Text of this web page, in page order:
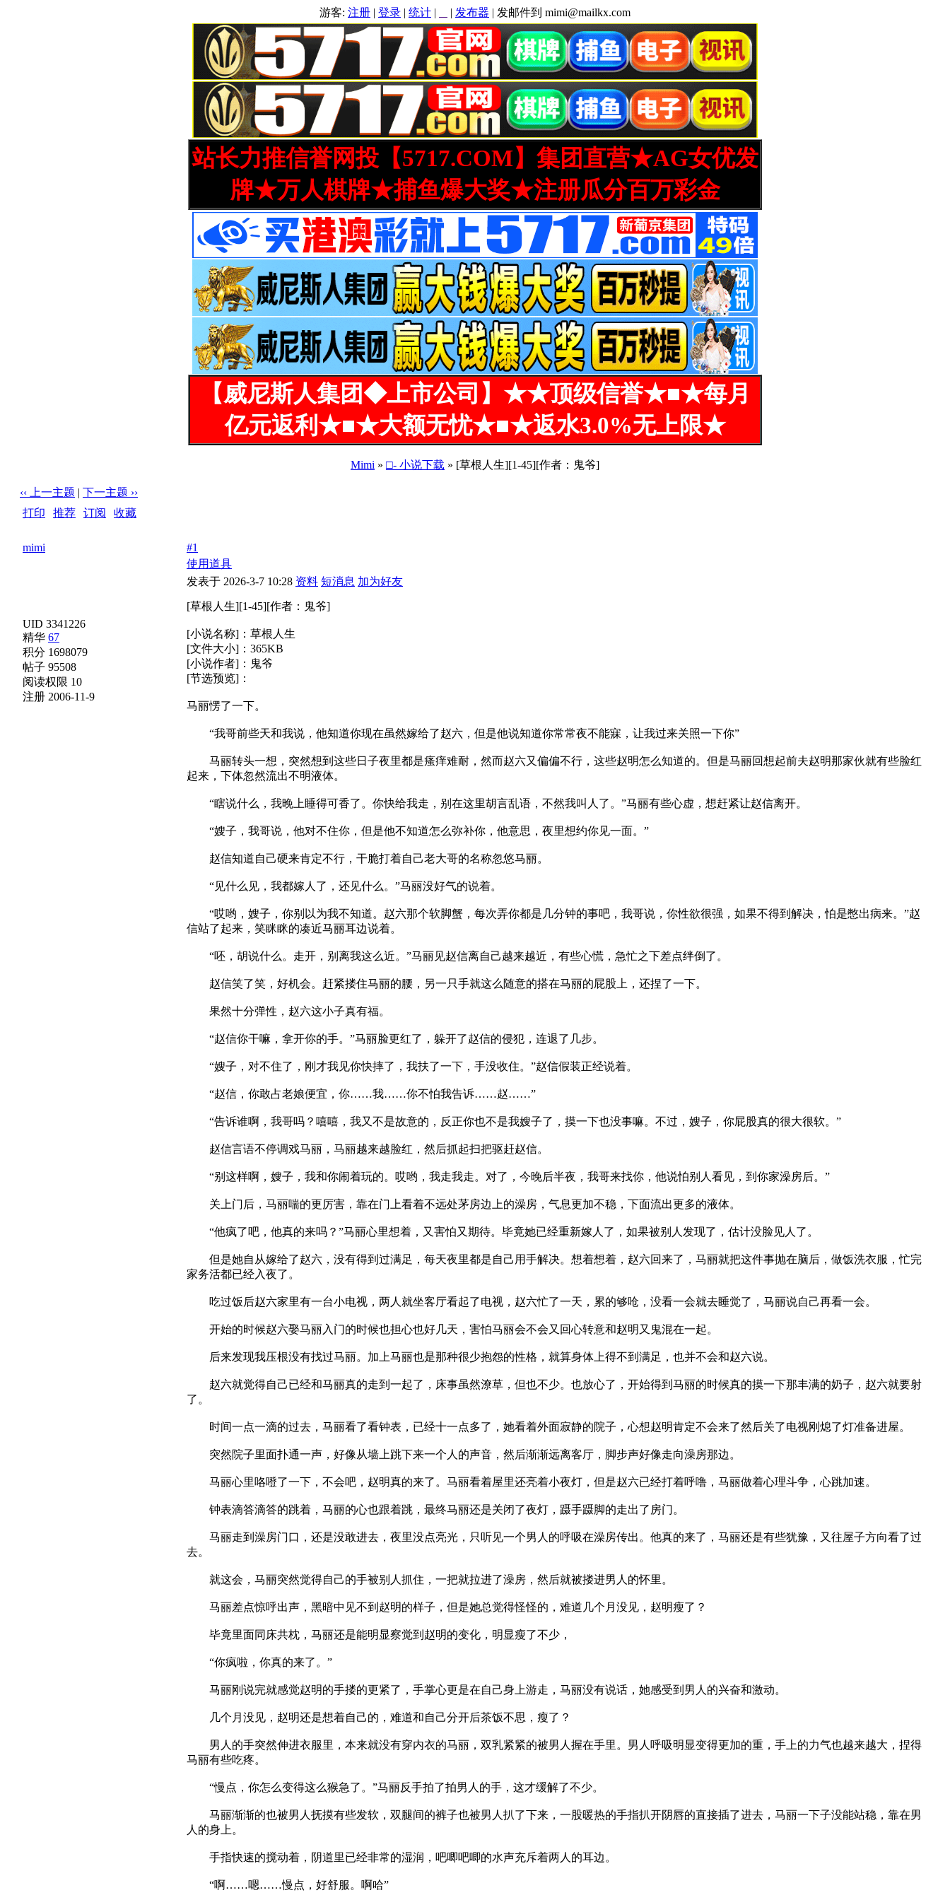
游客: 注册 | 登录 | 统计 | | 发布器 | 发邮件到 mimi@mailkx.com
站长力推信誉网投【5717.COM】集团直营★AG女优发
牌★万人棋牌★捕鱼爆大奖★注册瓜分百万彩金
【威尼斯人集团◆上市公司】★★顶级信誉★■★每月
亿元返利★■★大额无忧★■★返水3.0%无上限★
Mimi » □- 小说下载 » [草根人生][1-45][作者：鬼爷]
‹‹ 上一主题 | 下一主题 ››
打印
推荐 订阅
收藏
mimi
UID 3341226
精华 67
积分 1698079
帖子 95508
阅读权限 10
注册 2006-11-9
#1
使用道具
发表于 2026-3-7 10:28 资料 短消息 加为好友
[草根人生][1-45][作者：鬼爷]
[小说名称]：草根人生
[文件大小]：365KB
[小说作者]：鬼爷
[节选预览]：
马丽愣了一下。
“我哥前些天和我说，他知道你现在虽然嫁给了赵六，但是他说知道你常常夜不能寐，让我过来关照一下你”
马丽转头一想，突然想到这些日子夜里都是瘙痒难耐，然而赵六又偏偏不行，这些赵明怎么知道的。但是马丽回想起前夫赵明那家伙就有些脸红
起来，下体忽然流出不明液体。
“瞎说什么，我晚上睡得可香了。你快给我走，别在这里胡言乱语，不然我叫人了。”马丽有些心虚，想赶紧让赵信离开。
“嫂子，我哥说，他对不住你，但是他不知道怎么弥补你，他意思，夜里想约你见一面。”
赵信知道自己硬来肯定不行，干脆打着自己老大哥的名称忽悠马丽。
“见什么见，我都嫁人了，还见什么。”马丽没好气的说着。
“哎哟，嫂子，你别以为我不知道。赵六那个软脚蟹，每次弄你都是几分钟的事吧，我哥说，你性欲很强，如果不得到解决，怕是憋出病来。”赵
信站了起来，笑眯眯的凑近马丽耳边说着。
“呸，胡说什么。走开，别离我这么近。”马丽见赵信离自己越来越近，有些心慌，急忙之下差点绊倒了。
赵信笑了笑，好机会。赶紧搂住马丽的腰，另一只手就这么随意的搭在马丽的屁股上，还捏了一下。
果然十分弹性，赵六这小子真有福。
“赵信你干嘛，拿开你的手。”马丽脸更红了，躲开了赵信的侵犯，连退了几步。
“嫂子，对不住了，刚才我见你快摔了，我扶了一下，手没收住。”赵信假装正经说着。
“赵信，你敢占老娘便宜，你……我……你不怕我告诉……赵……”
“告诉谁啊，我哥吗？嘻嘻，我又不是故意的，反正你也不是我嫂子了，摸一下也没事嘛。不过，嫂子，你屁股真的很大很软。”
赵信言语不停调戏马丽，马丽越来越脸红，然后抓起扫把驱赶赵信。
“别这样啊，嫂子，我和你闹着玩的。哎哟，我走我走。对了，今晚后半夜，我哥来找你，他说怕别人看见，到你家澡房后。”
关上门后，马丽喘的更厉害，靠在门上看着不远处茅房边上的澡房，气息更加不稳，下面流出更多的液体。
“他疯了吧，他真的来吗？”马丽心里想着，又害怕又期待。毕竟她已经重新嫁人了，如果被别人发现了，估计没脸见人了。
但是她自从嫁给了赵六，没有得到过满足，每天夜里都是自己用手解决。想着想着，赵六回来了，马丽就把这件事抛在脑后，做饭洗衣服，忙完
家务活都已经入夜了。
吃过饭后赵六家里有一台小电视，两人就坐客厅看起了电视，赵六忙了一天，累的够呛，没看一会就去睡觉了，马丽说自己再看一会。
开始的时候赵六娶马丽入门的时候也担心也好几天，害怕马丽会不会又回心转意和赵明又鬼混在一起。
后来发现我压根没有找过马丽。加上马丽也是那种很少抱怨的性格，就算身体上得不到满足，也并不会和赵六说。
赵六就觉得自己已经和马丽真的走到一起了，床事虽然潦草，但也不少。也放心了，开始得到马丽的时候真的摸一下那丰满的奶子，赵六就要射
了。
时间一点一滴的过去，马丽看了看钟表，已经十一点多了，她看着外面寂静的院子，心想赵明肯定不会来了然后关了电视刚熄了灯准备进屋。
突然院子里面扑通一声，好像从墙上跳下来一个人的声音，然后渐渐远离客厅，脚步声好像走向澡房那边。
马丽心里咯噔了一下，不会吧，赵明真的来了。马丽看着屋里还亮着小夜灯，但是赵六已经打着呼噜，马丽做着心理斗争，心跳加速。
钟表滴答滴答的跳着，马丽的心也跟着跳，最终马丽还是关闭了夜灯，蹑手蹑脚的走出了房门。
马丽走到澡房门口，还是没敢进去，夜里没点亮光，只听见一个男人的呼吸在澡房传出。他真的来了，马丽还是有些犹豫，又往屋子方向看了过
去。
就这会，马丽突然觉得自己的手被别人抓住，一把就拉进了澡房，然后就被搂进男人的怀里。
马丽差点惊呼出声，黑暗中见不到赵明的样子，但是她总觉得怪怪的，难道几个月没见，赵明瘦了？
毕竟里面同床共枕，马丽还是能明显察觉到赵明的变化，明显瘦了不少，
“你疯啦，你真的来了。”
马丽刚说完就感觉赵明的手搂的更紧了，手掌心更是在自己身上游走，马丽没有说话，她感受到男人的兴奋和激动。
几个月没见，赵明还是想着自己的，难道和自己分开后茶饭不思，瘦了？
男人的手突然伸进衣服里，本来就没有穿内衣的马丽，双乳紧紧的被男人握在手里。男人呼吸明显变得更加的重，手上的力气也越来越大，捏得
马丽有些吃疼。
“慢点，你怎么变得这么猴急了。”马丽反手拍了拍男人的手，这才缓解了不少。
马丽渐渐的也被男人抚摸有些发软，双腿间的裤子也被男人扒了下来，一股暖热的手指扒开阴唇的直接插了进去，马丽一下子没能站稳，靠在男
人的身上。
手指快速的搅动着，阴道里已经非常的湿润，吧唧吧唧的水声充斥着两人的耳边。
“啊……嗯……慢点，好舒服。啊哈”